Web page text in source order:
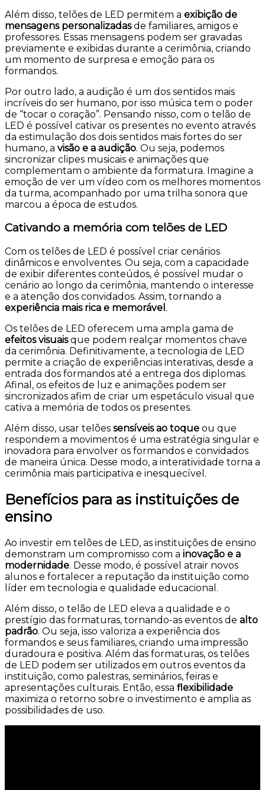
Além disso, telões de LED permitem a exibição de
mensagens personalizadasde familiares, amigos e
professores. Essas mensagens podem ser gravadas
previamente e exibidas durante a cerimônia, criando
um momento de surpresa e emoção para os
formandos.
Por outro lado, a audição é um dos sentidos mais
incríveis do ser humano, por isso música tem o poder
de “tocar o coração”. Pensando nisso, com o telão de
LED é possível cativar os presentes no evento através
da estimulação dos dois sentidos mais fortes do ser
humano, a visão e a audição. Ou seja, podemos
sincronizar clipes musicais e animações que
complementam o ambiente da formatura. Imagine a
emoção de ver um vídeo com os melhores momentos
da turma, acompanhado por uma trilha sonora que
marcou a época de estudos.
Cativando a memória com telões de LED
Com os telões de LED é possível criar cenários
dinâmicos e envolventes. Ou seja, com a capacidade
de exibir diferentes conteúdos, é possível mudar o
cenário ao longo da cerimônia, mantendo o interesse
e a atenção dos convidados. Assim, tornando a
experiência mais rica e memorável .
Os telões de LED oferecem uma ampla gama de
efeitos visuaisque podem realçar momentos chave
da cerimônia. Definitivamente, a tecnologia de LED
permite a criação de experiências interativas, desde a
entrada dos formandos até a entrega dos diplomas.
Afinal, os efeitos de luz e animações podem ser
sincronizados afim de criar um espetáculo visual que
cativa a memória de todos os presentes.
Além disso, usar telões sensíveis ao toque ou que
respondem a movimentos é uma estratégia singular e
inovadora para envolver os formandos e convidados
de maneira única. Desse modo, a interatividade torna a
cerimônia mais participativa e inesquecível.
Benefícios para as instituições de
ensino
Ao investir em telões de LED, as instituições de ensino
demonstram um compromisso com a inovação e a
modernidade. Desse modo, é possível atrair novos
alunos e fortalecer a reputação da instituição como
líder em tecnologia e qualidade educacional.
Além disso, o telão de LED eleva a qualidade e o
prestígio das formaturas, tornando-as eventos de alto
padrão. Ou seja, isso valoriza a experiência dos
formandos e seus familiares, criando uma impressão
duradoura e positiva. Além das formaturas, os telões
de LED podem ser utilizados em outros eventos da
instituição, como palestras, seminários, feiras e
apresentações culturais. Então, essa flexibilidade
maximiza o retorno sobre o investimento e amplia as
possibilidades de uso.